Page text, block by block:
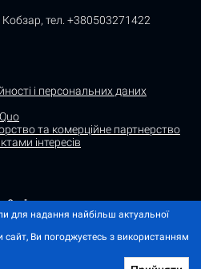
Кобзар, тел. +380503271422
і персональних даних
та комерційне партнерство
інтересів
Quo" дозволяється за умови
гіперпосилання) на "Status quo".
і "Прес-релізи" розміщуються
некомерційного партнерства.
Quo" або не містять інформації
або згенерованими ШІ
для надання найбільш актуальної
Ви погоджуєтесь з використанням